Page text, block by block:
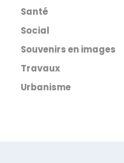
Santé
Social
Souvenirs en images
Travaux
Urbanisme